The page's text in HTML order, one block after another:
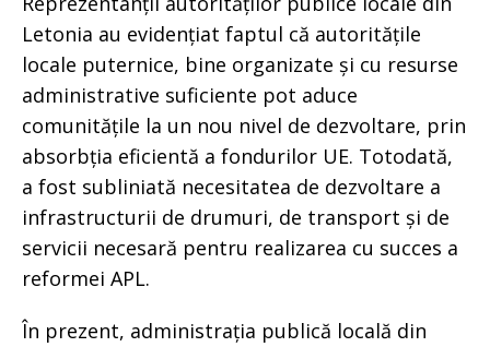
Letonia au evidențiat faptul că autoritățile
locale puternice, bine organizate și cu resurse
administrative suficiente pot aduce
comunitățile la un nou nivel de dezvoltare, prin
absorbția eficientă a fondurilor UE. Totodată,
a fost subliniată necesitatea de dezvoltare a
infrastructurii de drumuri, de transport și de
servicii necesară pentru realizarea cu succes a
reformei APL.
În prezent, administrația publică locală din